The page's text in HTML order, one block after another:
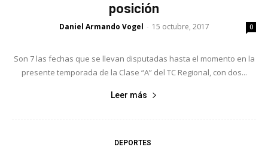
posición
Daniel Armando Vogel - 15 octubre, 2017 0
Son 7 las fechas que se llevan disputadas hasta el momento en la
presente temporada de la Clase “A” del TC Regional, con dos...
Leer más
DEPORTES